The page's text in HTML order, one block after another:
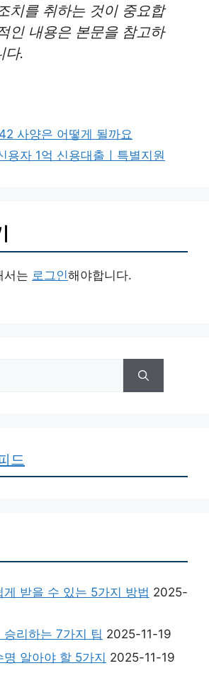
치를 취하는 것이 중요합
인 내용은 본문을 참고하
다.
사양은 어떻게 될까요
용자 1억 신용대출ㅣ특별지원
서는 로그인해야합니다.
드
게 받을 수 있는 5가지 방법 2025-
리하는 7가지 팁 2025-11-19
알아야 할 5가지 2025-11-19